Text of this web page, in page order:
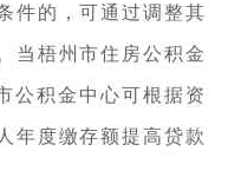
件的，可通过调整其
当梧州市住房公积金
公积金中心可根据资
年度缴存额提高贷款